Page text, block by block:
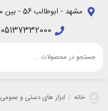
مشهد - ابوطالب 56 - بین محمدزاده17و19 - ساختمان دادآفرین
05137332000
خانه / ابزار های دستی و عمومی